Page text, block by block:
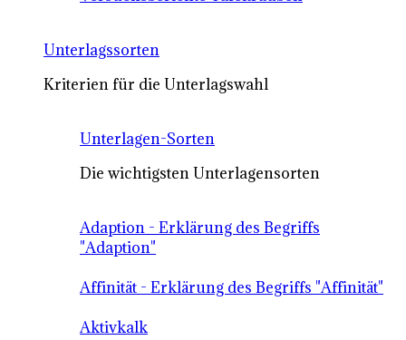
Unterlagssorten
Kriterien für die Unterlagswahl
Unterlagen-Sorten
Die wichtigsten Unterlagensorten
Adaption - Erklärung des Begriffs
"Adaption"
Affinität - Erklärung des Begriffs "Affinität"
Aktivkalk